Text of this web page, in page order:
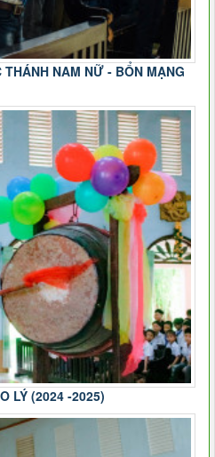
NAM NỮ - BỔN MẠNG
LÝ (2024 -2025)